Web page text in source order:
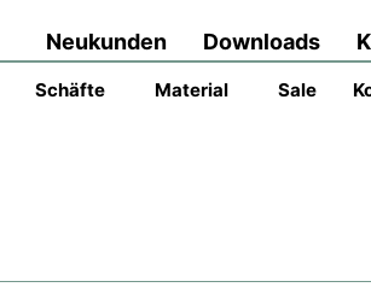
Neukunden Downloads
Schäfte Material Sale